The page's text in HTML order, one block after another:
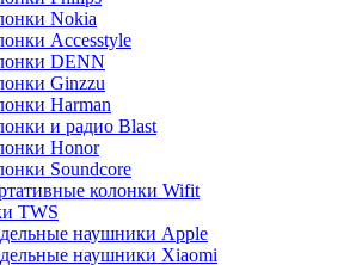
Nokia
Accesstyle
DENN
Ginzzu
Harman
и радио Blast
Honor
Soundcore
колонки Wifit
TWS
наушники Apple
наушники Xiaomi